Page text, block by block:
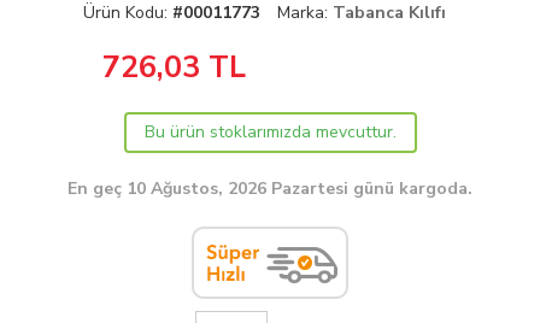
Ürün Kodu: #00011773 Marka: Tabanca Kılıfı
726,03 TL
Bu ürün stoklarımızda mevcuttur.
En geç 10 Ağustos, 2026 Pazartesi günü kargoda.